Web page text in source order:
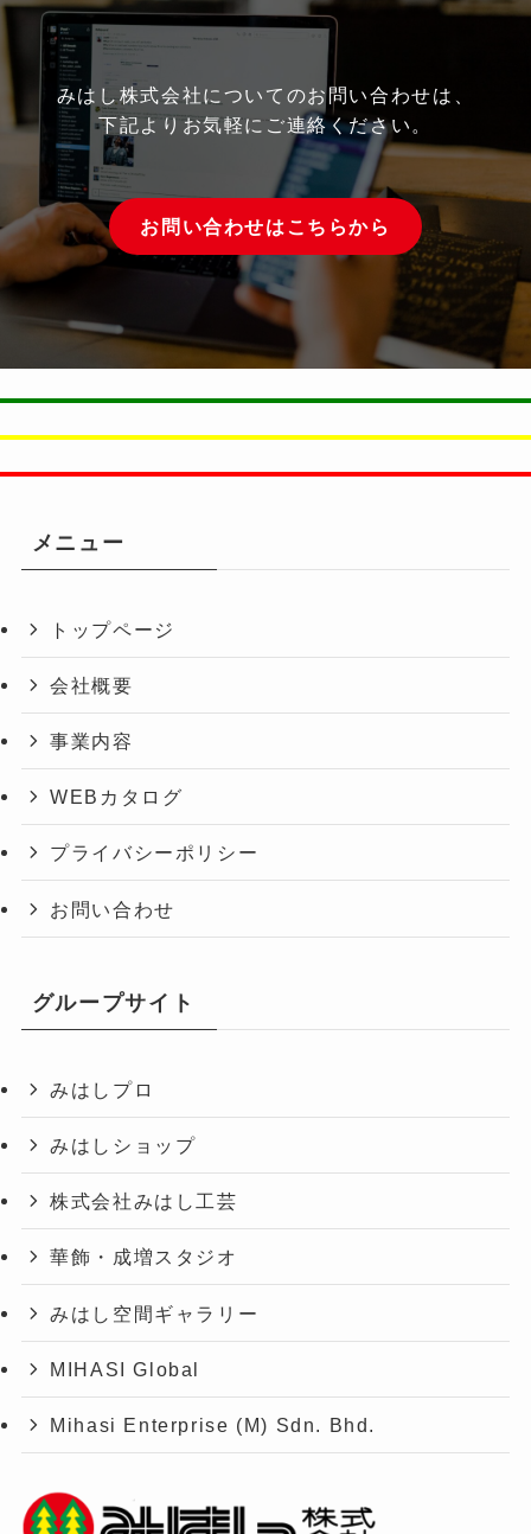
みはし株式会社についてのお問い合わせは、
下記よりお気軽にご連絡ください。
お問い合わせはこちらから
メニュー
トップページ
会社概要
事業内容
WEBカタログ
プライバシーポリシー
お問い合わせ
グループサイト
みはしプロ
みはしショップ
株式会社みはし工芸
華飾・成増スタジオ
みはし空間ギャラリー
MIHASI Global
Mihasi Enterprise (M) Sdn. Bhd.